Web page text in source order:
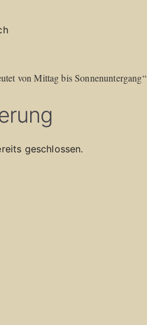
von Mittag bis Sonnenuntergang“
geschlossen.